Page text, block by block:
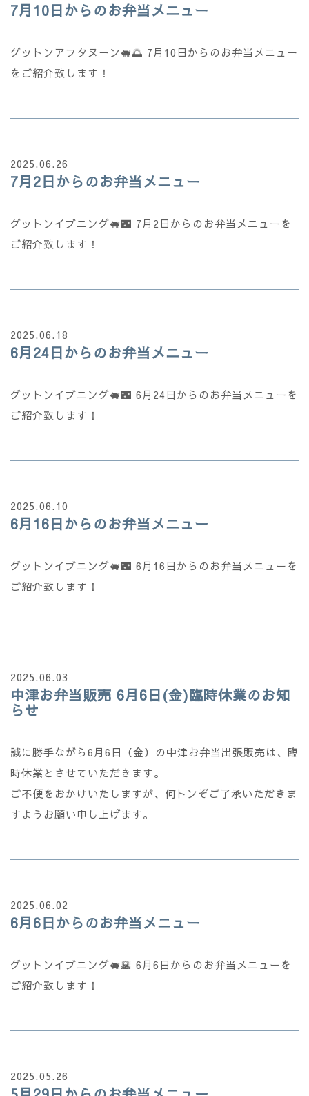
7月10日からのお弁当メニュー
グットンアフタヌーン🐖🌅 7月10日からのお弁当メニュー
をご紹介致します！
2025.06.26
7月2日からのお弁当メニュー
グットンイブニング🐖🌃 7月2日からのお弁当メニューを
ご紹介致します！
2025.06.18
6月24日からのお弁当メニュー
グットンイブニング🐖🌃 6月24日からのお弁当メニューを
ご紹介致します！
2025.06.10
6月16日からのお弁当メニュー
グットンイブニング🐖🌃 6月16日からのお弁当メニューを
ご紹介致します！
2025.06.03
中津お弁当販売 6月6日(金)臨時休業のお知
らせ
誠に勝手ながら6月6日（金）の中津お弁当出張販売は、臨
時休業とさせていただきます。
ご不便をおかけいたしますが、何トンぞご了承いただきま
すようお願い申し上げます。
2025.06.02
6月6日からのお弁当メニュー
グットンイブニング🐖🌇 6月6日からのお弁当メニューを
ご紹介致します！
2025.05.26